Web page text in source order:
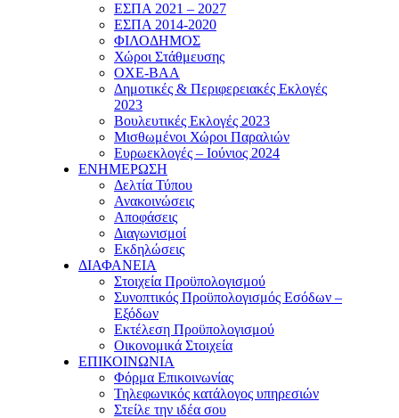
ΕΣΠΑ 2021 – 2027
ΕΣΠΑ 2014-2020
ΦΙΛΟΔΗΜΟΣ
Χώροι Στάθμευσης
ΟΧΕ-ΒΑΑ
Δημοτικές & Περιφερειακές Εκλογές
2023
Βουλευτικές Εκλογές 2023
Μισθωμένοι Χώροι Παραλιών
Ευρωεκλογές – Ιούνιος 2024
ΕΝΗΜΕΡΩΣΗ
Δελτία Τύπου
Ανακοινώσεις
Αποφάσεις
Διαγωνισμοί
Εκδηλώσεις
ΔΙΑΦΑΝΕΙΑ
Στοιχεία Προϋπολογισμού
Συνοπτικός Προϋπολογισμός Εσόδων –
Εξόδων
Εκτέλεση Προϋπολογισμού
Οικονομικά Στοιχεία
ΕΠΙΚΟΙΝΩΝΙΑ
Φόρμα Επικοινωνίας
Τηλεφωνικός κατάλογος υπηρεσιών
Στείλε την ιδέα σου